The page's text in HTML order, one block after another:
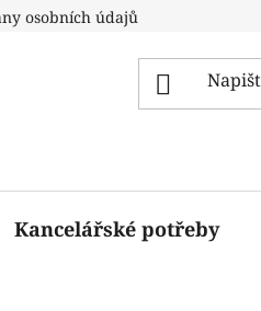
osobních údajů
Kancelářské potřeby